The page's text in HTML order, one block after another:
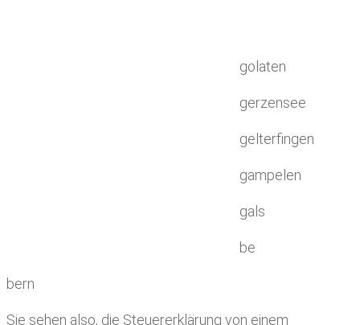
golaten
gerzensee
gelterfingen
gampelen
gals
be
bern
Sie sehen also, die Steuererklärung von einem